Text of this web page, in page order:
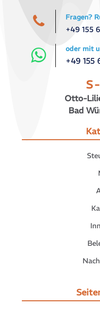
Fragen?
+49 155
oder mit
+49 155
Otto-
Bad